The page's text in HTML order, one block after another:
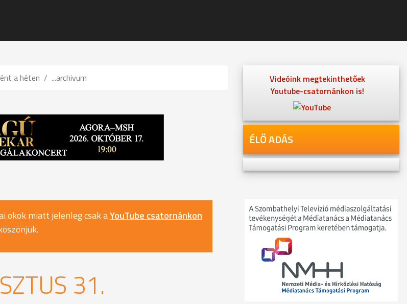
a héten ...archivum
okok miatt jelenleg csak aYouTube csatornánkon
31.
Videóink megtekinthetőek
Youtube-csatornánkon is!
ÉLŐ ADÁS